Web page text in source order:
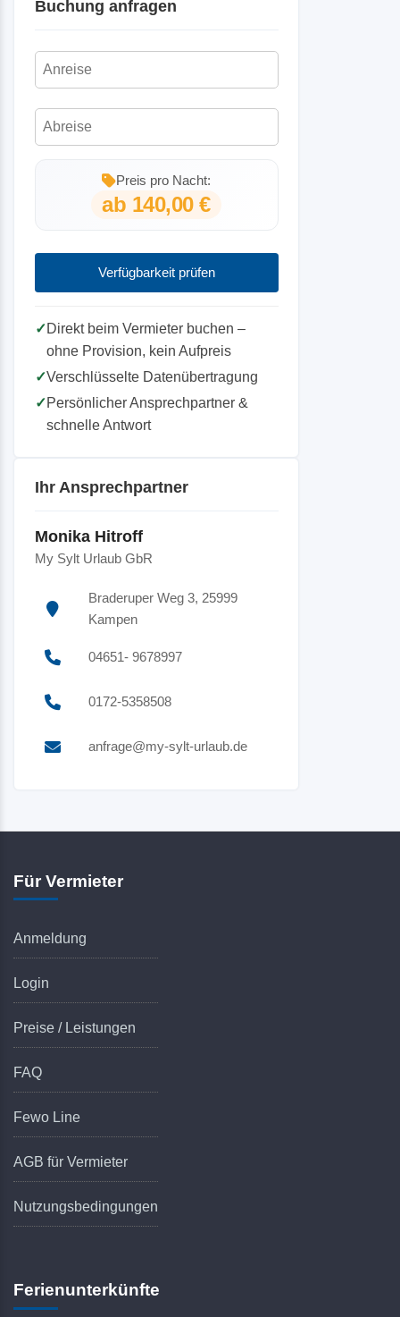
auszugehen. In der Hauptsaison erheben wir
ab dem 35. Tag vor Reiseantritt 80 %
des Reiseantritts oder bei Nichtantritt der
Reise 90 %.
Buchung anfragen
Preis pro Nacht:
ab 140,00 €
Verfügbarkeit prüfen
✓Direkt beim Vermieter buchen –
ohne Provision, kein Aufpreis
✓Verschlüsselte Datenübertragung
✓Persönlicher Ansprechpartner &
schnelle Antwort
Ihr Ansprechpartner
Monika Hitroff
My Sylt Urlaub GbR
Braderuper Weg 3, 25999
Kampen
04651- 9678997
0172-5358508
anfrage@my-sylt-urlaub.de
Für Vermieter
Anmeldung
Login
Preise / Leistungen
FAQ
Fewo Line
AGB für Vermieter
Nutzungsbedingungen
Ferienunterkünfte